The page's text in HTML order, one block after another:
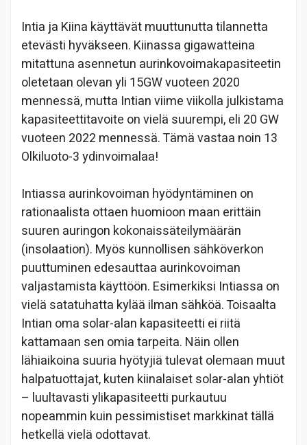
Intia ja Kiina käyttävät muuttunutta tilannetta
etevästi hyväkseen. Kiinassa gigawatteina
mitattuna asennetun aurinkovoimakapasiteetin
oletetaan olevan yli 15GW vuoteen 2020
mennessä, mutta Intian viime viikolla julkistama
kapasiteettitavoite on vielä suurempi, eli 20 GW
vuoteen 2022 mennessä. Tämä vastaa noin 13
Olkiluoto-3 ydinvoimalaa!
Intiassa aurinkovoiman hyödyntäminen on
rationaalista ottaen huomioon maan erittäin
suuren auringon kokonaissäteilymäärän
(insolaation). Myös kunnollisen sähköverkon
puuttuminen edesauttaa aurinkovoiman
valjastamista käyttöön. Esimerkiksi Intiassa on
vielä satatuhatta kylää ilman sähköä. Toisaalta
Intian oma solar-alan kapasiteetti ei riitä
kattamaan sen omia tarpeita. Näin ollen
lähiaikoina suuria hyötyjiä tulevat olemaan muut
halpatuottajat, kuten kiinalaiset solar-alan yhtiöt
– luultavasti ylikapasiteetti purkautuu
nopeammin kuin pessimistiset markkinat tällä
hetkellä vielä odottavat.